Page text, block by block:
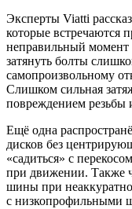
Эксперты Viatti
которые встречаются
неправильный момент
затянуть болты
самопроизвольному
Слишком сильная
повреждением резьбы
Ещё одна
дисков без
«садиться» с
при движении. Также
шины при
с низкопрофильными